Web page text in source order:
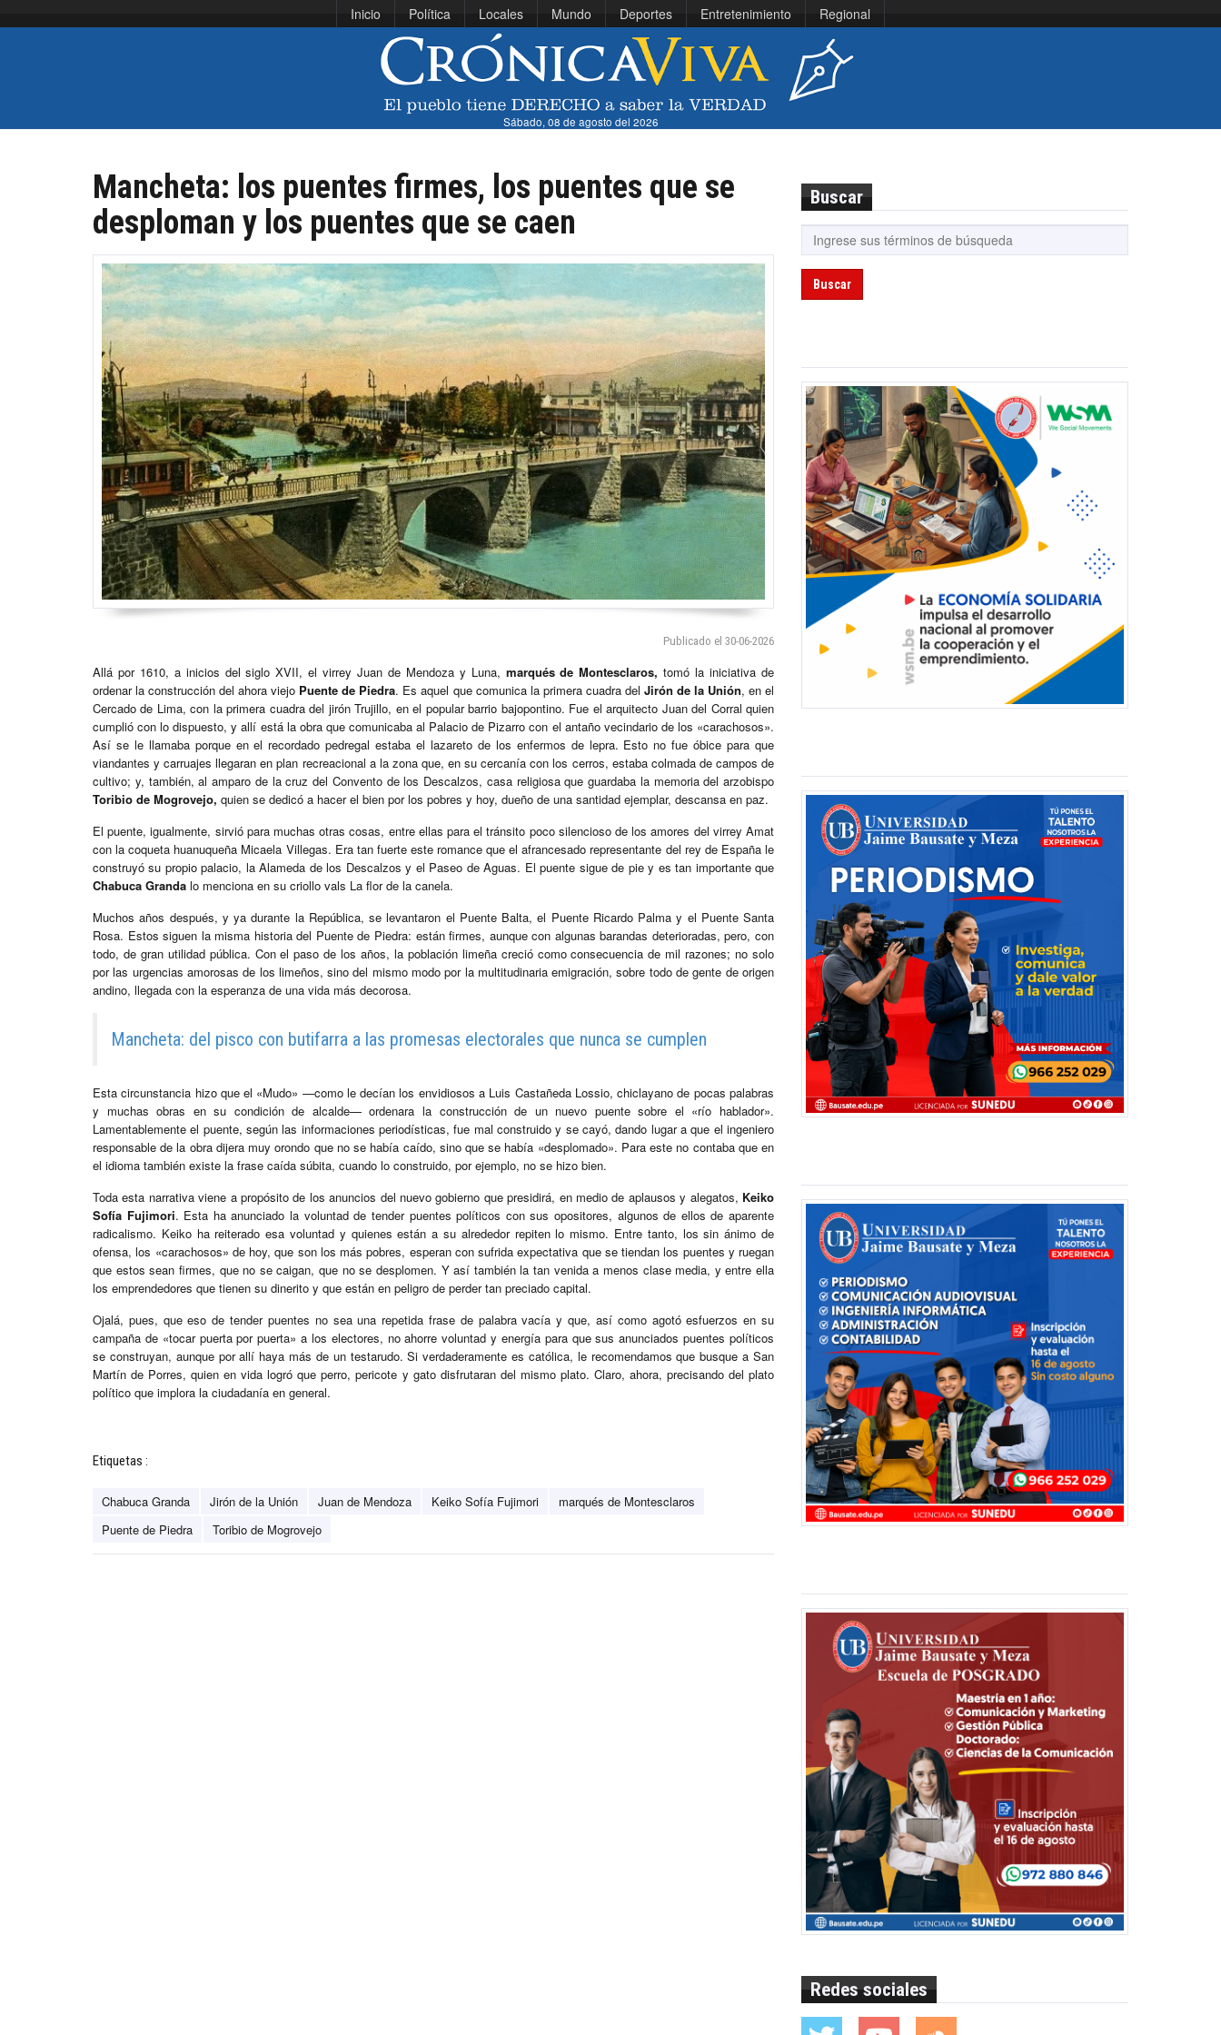
Inicio Política Locales Mundo Deportes Entretenimiento Regional
Sábado, 08 de agosto del 2026
Mancheta: los puentes firmes, los puentes que se
desploman y los puentes que se caen
Publicado el 30-06-2026
Allá por 1610, a inicios del siglo XVII, el virrey Juan de Mendoza y Luna, marqués de Montesclaros, tomó la iniciativa de
ordenar la construcción del ahora viejo Puente de Piedra. Es aquel que comunica la primera cuadra del Jirón de la Unión, en el
Cercado de Lima, con la primera cuadra del jirón Trujillo, en el popular barrio bajopontino. Fue el arquitecto Juan del Corral quien
cumplió con lo dispuesto, y allí está la obra que comunicaba al Palacio de Pizarro con el antaño vecindario de los «carachosos».
Así se le llamaba porque en el recordado pedregal estaba el lazareto de los enfermos de lepra. Esto no fue óbice para que
viandantes y carruajes llegaran en plan recreacional a la zona que, en su cercanía con los cerros, estaba colmada de campos de
cultivo; y, también, al amparo de la cruz del Convento de los Descalzos, casa religiosa que guardaba la memoria del arzobispo
Toribio de Mogrovejo, quien se dedicó a hacer el bien por los pobres y hoy, dueño de una santidad ejemplar, descansa en paz.
El puente, igualmente, sirvió para muchas otras cosas, entre ellas para el tránsito poco silencioso de los amores del virrey Amat
con la coqueta huanuqueña Micaela Villegas. Era tan fuerte este romance que el afrancesado representante del rey de España le
construyó su propio palacio, la Alameda de los Descalzos y el Paseo de Aguas. El puente sigue de pie y es tan importante que
Chabuca Granda lo menciona en su criollo vals La flor de la canela.
Muchos años después, y ya durante la República, se levantaron el Puente Balta, el Puente Ricardo Palma y el Puente Santa
Rosa. Estos siguen la misma historia del Puente de Piedra: están firmes, aunque con algunas barandas deterioradas, pero, con
todo, de gran utilidad pública. Con el paso de los años, la población limeña creció como consecuencia de mil razones; no solo
por las urgencias amorosas de los limeños, sino del mismo modo por la multitudinaria emigración, sobre todo de gente de origen
andino, llegada con la esperanza de una vida más decorosa.
Mancheta: del pisco con butifarra a las promesas electorales que nunca se cumplen
Esta circunstancia hizo que el «Mudo» —como le decían los envidiosos a Luis Castañeda Lossio, chiclayano de pocas palabras
y muchas obras en su condición de alcalde— ordenara la construcción de un nuevo puente sobre el «río hablador».
Lamentablemente el puente, según las informaciones periodísticas, fue mal construido y se cayó, dando lugar a que el ingeniero
responsable de la obra dijera muy orondo que no se había caído, sino que se había «desplomado». Para este no contaba que en
el idioma también existe la frase caída súbita, cuando lo construido, por ejemplo, no se hizo bien.
Toda esta narrativa viene a propósito de los anuncios del nuevo gobierno que presidirá, en medio de aplausos y alegatos, Keiko
Sofía Fujimori. Esta ha anunciado la voluntad de tender puentes políticos con sus opositores, algunos de ellos de aparente
radicalismo. Keiko ha reiterado esa voluntad y quienes están a su alrededor repiten lo mismo. Entre tanto, los sin ánimo de
ofensa, los «carachosos» de hoy, que son los más pobres, esperan con sufrida expectativa que se tiendan los puentes y ruegan
que estos sean firmes, que no se caigan, que no se desplomen. Y así también la tan venida a menos clase media, y entre ella
los emprendedores que tienen su dinerito y que están en peligro de perder tan preciado capital.
Ojalá, pues, que eso de tender puentes no sea una repetida frase de palabra vacía y que, así como agotó esfuerzos en su
campaña de «tocar puerta por puerta» a los electores, no ahorre voluntad y energía para que sus anunciados puentes políticos
se construyan, aunque por allí haya más de un testarudo. Si verdaderamente es católica, le recomendamos que busque a San
Martín de Porres, quien en vida logró que perro, pericote y gato disfrutaran del mismo plato. Claro, ahora, precisando del plato
político que implora la ciudadanía en general.
Etiquetas :
Chabuca Granda Jirón de la Unión Juan de Mendoza Keiko Sofía Fujimori
marqués de Montesclaros
Puente de Piedra
Toribio de Mogrovejo
Buscar
Buscar
Redes sociales